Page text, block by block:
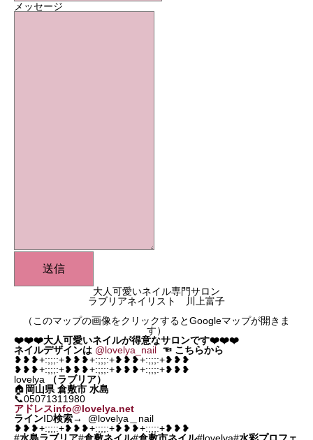
メッセージ
送信
大人可愛いネイル専門サロン
ラブリアネイリスト 川上富子
（このマップの画像をクリックするとGoogleマップが開きま
す）
❤️❤️❤️大人可愛いネイルが得意なサロンです❤️❤️❤️
ネイルデザインは @lovelya_nail ☜ こちらから
❥❥❥+:;;;:+❥❥❥+:;;;:+❥❥❥+:;;;:+❥❥❥
❥❥❥+:;;;:+❥❥❥+:;;;:+❥❥❥+:;;;:+❥❥❥
lovelya
（ラブリア）
🏠 岡山県 倉敷市 水島
📞05071311980
アドレスinfo@lovelya.net
ラインID検索→ @lovelya＿nail
❥❥❥+:;;;:+❥❥❥+:;;;:+❥❥❥+:;;;:+❥❥❥
足を見せるのが恥ずかしい方へ